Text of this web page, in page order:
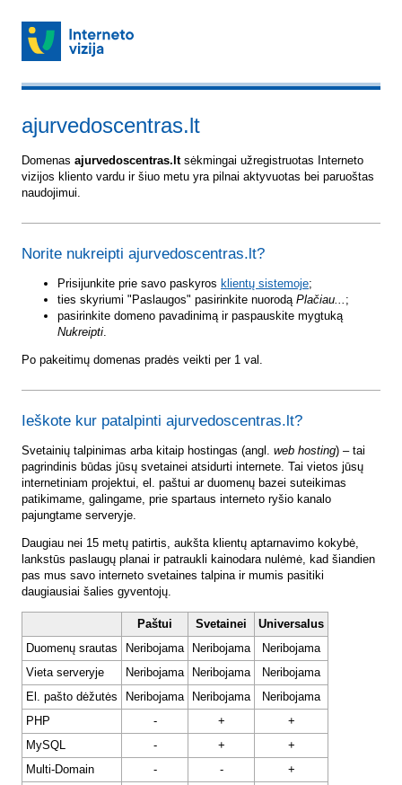
ajurvedoscentras.lt
Domenas ajurvedoscentras.ltsėkmingai užregistruotas Interneto
vizijos kliento vardu ir šiuo metu yra pilnai aktyvuotas bei paruoštas
naudojimui.
Norite nukreipti ajurvedoscentras.lt?
Prisijunkite prie savo paskyros klientų sistemoje;
ties skyriumi "Paslaugos" pasirinkite nuorodą Plačiau... ;
pasirinkite domeno pavadinimą ir paspauskite mygtuką
Nukreipti.
Po pakeitimų domenas pradės veikti per 1 val.
Ieškote kur patalpinti ajurvedoscentras.lt?
Svetainių talpinimas arba kitaip hostingas (angl. web hosting) – tai
pagrindinis būdas jūsų svetainei atsidurti internete. Tai vietos jūsų
internetiniam projektui, el. paštui ar duomenų bazei suteikimas
patikimame, galingame, prie spartaus interneto ryšio kanalo
pajungtame serveryje.
Daugiau nei 15 metų patirtis, aukšta klientų aptarnavimo kokybė,
lankstūs paslaugų planai ir patraukli kainodara nulėmė, kad šiandien
pas mus savo interneto svetaines talpina ir mumis pasitiki
daugiausiai šalies gyventojų.
Paštui Svetainei
Universalus
Duomenų srautas
Neribojama Neribojama
Neribojama
Vieta serveryje
Neribojama Neribojama
Neribojama
El. pašto dėžutės
Neribojama Neribojama
Neribojama
PHP
- +
+
MySQL
- +
+
Multi-Domain
- -
+